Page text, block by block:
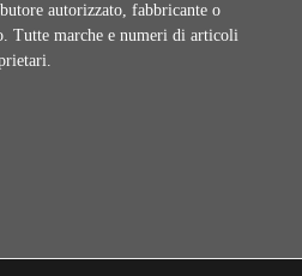
autorizzato, fabbricante o
Tutte marche e numeri di articoli